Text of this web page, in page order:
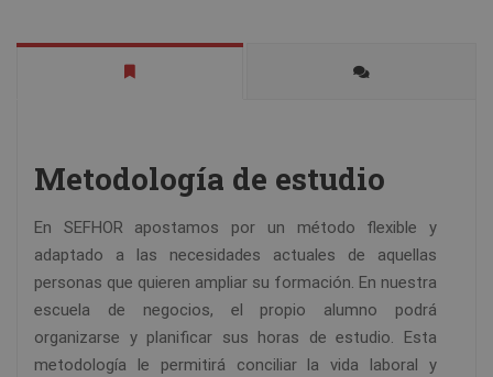
Metodología de estudio
En SEFHOR apostamos por un método flexible y
adaptado a las necesidades actuales de aquellas
personas que quieren ampliar su formación. En nuestra
escuela de negocios, el propio alumno podrá
organizarse y planificar sus horas de estudio. Esta
metodología le permitirá conciliar la vida laboral y